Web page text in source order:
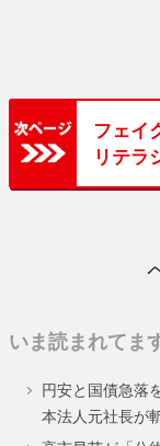
フェイ
リテラ
いま読まれてま
円安と国債急落
本法人元社長が